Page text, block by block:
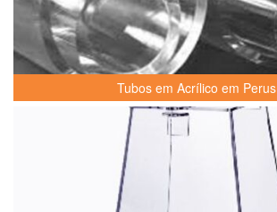
Tubos em Acrílico em Perus